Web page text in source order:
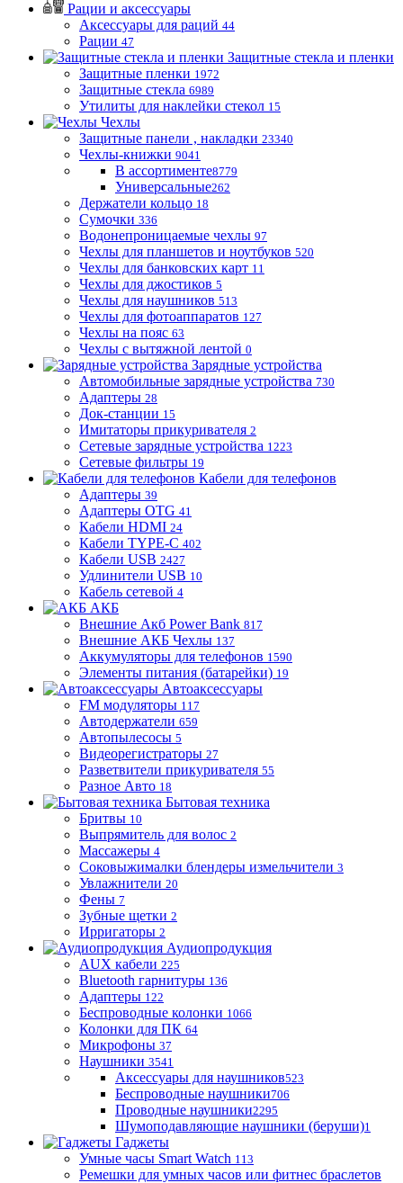
Рации и аксессуары
Аксессуары для раций 44
Рации 47
Защитные стекла и пленки
Защитные пленки 1972
Защитные стекла 6989
Утилиты для наклейки стекол 15
Чехлы
Защитные панели , накладки 23340
Чехлы-книжки 9041
В ассортименте8779
Универсальные262
Держатели кольцо 18
Сумочки 336
Водонепроницаемые чехлы 97
Чехлы для планшетов и ноутбуков 520
Чехлы для банковских карт 11
Чехлы для джостиков 5
Чехлы для наушников 513
Чехлы для фотоаппаратов 127
Чехлы на пояс 63
Чехлы с вытяжной лентой 0
Зарядные устройства
Автомобильные зарядные устройства 730
Адаптеры 28
Док-станции 15
Имитаторы прикуривателя 2
Сетевые зарядные устройства 1223
Сетевые фильтры 19
Кабели для телефонов
Адаптеры 39
Адаптеры OTG 41
Кабели HDMI 24
Кабели TYPE-C 402
Кабели USB 2427
Удлинители USB 10
Кабель сетевой 4
АКБ
Внешние Акб Power Bank 817
Внешние АКБ Чехлы 137
Аккумуляторы для телефонов 1590
Элементы питания (батарейки) 19
Автоаксессуары
FM модуляторы 117
Автодержатели 659
Автопылесосы 5
Видеорегистраторы 27
Разветвители прикуривателя 55
Разное Авто 18
Бытовая техника
Бритвы 10
Выпрямитель для волос 2
Массажеры 4
Соковыжималки блендеры измельчители 3
Увлажнители 20
Фены 7
Зубные щетки 2
Ирригаторы 2
Аудиопродукция
AUX кабели 225
Bluetooth гарнитуры 136
Адаптеры 122
Беспроводные колонки 1066
Колонки для ПК 64
Микрофоны 37
Наушники 3541
Аксессуары для наушников523
Беспроводные наушники706
Проводные наушники2295
Шумоподавляющие наушники (беруши)1
Гаджеты
Умные часы Smart Watch 113
Ремешки для умных часов или фитнес браслетов